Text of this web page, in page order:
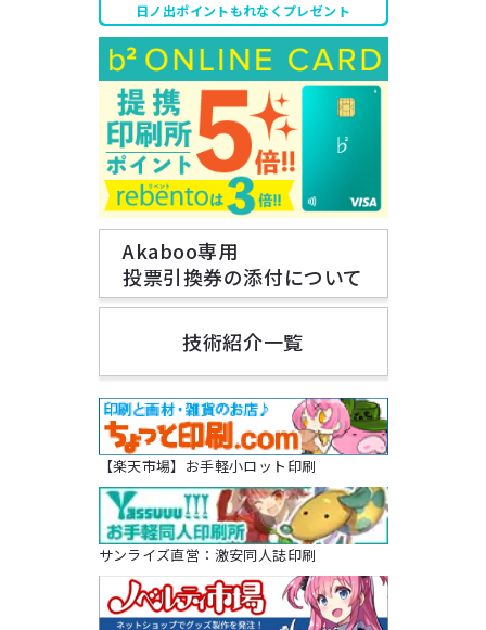
日ノ出ポイントもれなくプレゼント
Akaboo専用
投票引換券の添付について
技術紹介一覧
【楽天市場】お手軽小ロット印刷
サンライズ直営：激安同人誌印刷